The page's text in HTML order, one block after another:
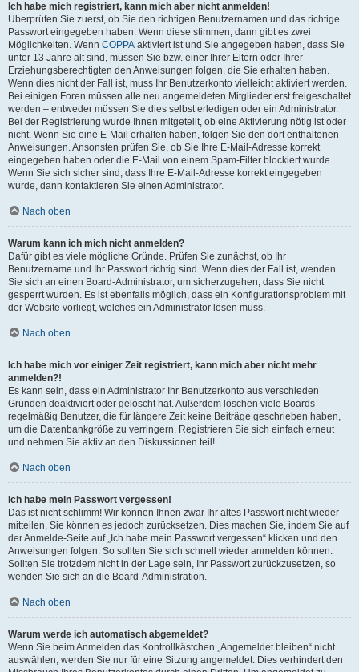
Ich habe mich registriert, kann mich aber nicht anmelden!
Überprüfen Sie zuerst, ob Sie den richtigen Benutzernamen und das richtige
Passwort eingegeben haben. Wenn diese stimmen, dann gibt es zwei
Möglichkeiten. Wenn COPPA aktiviert ist und Sie angegeben haben, dass Sie
unter 13 Jahre alt sind, müssen Sie bzw. einer Ihrer Eltern oder Ihrer
Erziehungsberechtigten den Anweisungen folgen, die Sie erhalten haben.
Wenn dies nicht der Fall ist, muss Ihr Benutzerkonto vielleicht aktiviert werden.
Bei einigen Foren müssen alle neu angemeldeten Mitglieder erst freigeschaltet
werden – entweder müssen Sie dies selbst erledigen oder ein Administrator.
Bei der Registrierung wurde Ihnen mitgeteilt, ob eine Aktivierung nötig ist oder
nicht. Wenn Sie eine E-Mail erhalten haben, folgen Sie den dort enthaltenen
Anweisungen. Ansonsten prüfen Sie, ob Sie Ihre E-Mail-Adresse korrekt
eingegeben haben oder die E-Mail von einem Spam-Filter blockiert wurde.
Wenn Sie sich sicher sind, dass Ihre E-Mail-Adresse korrekt eingegeben
wurde, dann kontaktieren Sie einen Administrator.
Nach oben
Warum kann ich mich nicht anmelden?
Dafür gibt es viele mögliche Gründe. Prüfen Sie zunächst, ob Ihr
Benutzername und Ihr Passwort richtig sind. Wenn dies der Fall ist, wenden
Sie sich an einen Board-Administrator, um sicherzugehen, dass Sie nicht
gesperrt wurden. Es ist ebenfalls möglich, dass ein Konfigurationsproblem mit
der Website vorliegt, welches ein Administrator lösen muss.
Nach oben
Ich habe mich vor einiger Zeit registriert, kann mich aber nicht mehr
anmelden?!
Es kann sein, dass ein Administrator Ihr Benutzerkonto aus verschieden
Gründen deaktiviert oder gelöscht hat. Außerdem löschen viele Boards
regelmäßig Benutzer, die für längere Zeit keine Beiträge geschrieben haben,
um die Datenbankgröße zu verringern. Registrieren Sie sich einfach erneut
und nehmen Sie aktiv an den Diskussionen teil!
Nach oben
Ich habe mein Passwort vergessen!
Das ist nicht schlimm! Wir können Ihnen zwar Ihr altes Passwort nicht wieder
mitteilen, Sie können es jedoch zurücksetzen. Dies machen Sie, indem Sie auf
der Anmelde-Seite auf „Ich habe mein Passwort vergessen“ klicken und den
Anweisungen folgen. So sollten Sie sich schnell wieder anmelden können.
Sollten Sie trotzdem nicht in der Lage sein, Ihr Passwort zurückzusetzen, so
wenden Sie sich an die Board-Administration.
Nach oben
Warum werde ich automatisch abgemeldet?
Wenn Sie beim Anmelden das Kontrollkästchen „Angemeldet bleiben“ nicht
auswählen, werden Sie nur für eine Sitzung angemeldet. Dies verhindert den